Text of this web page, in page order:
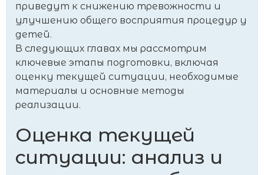
приведут к снижению тревожности и
улучшению общего восприятия процедур у
детей.
В следующих главах мы рассмотрим
ключевые этапы подготовки, включая
оценку текущей ситуации, необходимые
материалы и основные методы
реализации.
Оценка текущей
ситуации: анализ и